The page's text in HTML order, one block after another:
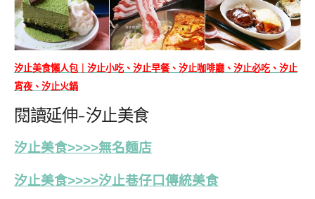
汐止美食懶人包｜汐止小吃、汐止早餐、汐止咖啡廳、汐止必吃、汐止
宵夜、汐止火鍋
閱讀延伸-汐止美食
汐止美食>>>>無名麵店
汐止美食>>>>汐止巷仔口傳統美食